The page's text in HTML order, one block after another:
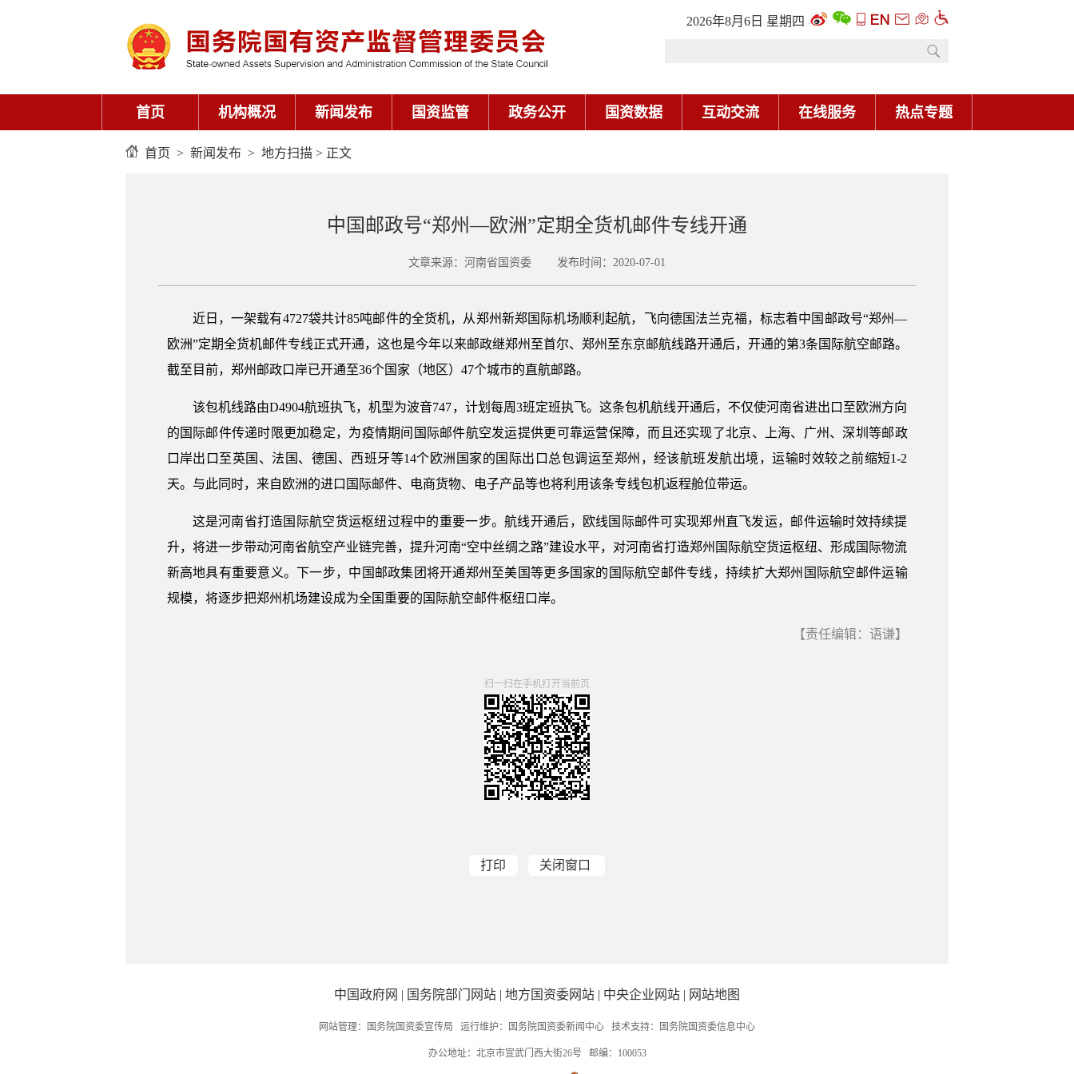
2026年8月6日 星期四
首页 机构概况 新闻发布 国资监管 政务公开 国资数据 互动交流 在线服务 热点专题
首页 > 新闻发布 > 地方扫描 > 正文
中国邮政号“郑州—欧洲”定期全货机邮件专线开通
文章来源：河南省国资委 发布时间：2020-07-01
近日，一架载有4727袋共计85吨邮件的全货机，从郑州新郑国际机场顺利起航，飞向德国法兰克福，标志着中国邮政号“郑州—
欧洲”定期全货机邮件专线正式开通，这也是今年以来邮政继郑州至首尔、郑州至东京邮航线路开通后，开通的第3条国际航空邮路。
截至目前，郑州邮政口岸已开通至36个国家（地区）47个城市的直航邮路。
该包机线路由D4904航班执飞，机型为波音747，计划每周3班定班执飞。这条包机航线开通后，不仅使河南省进出口至欧洲方向
的国际邮件传递时限更加稳定，为疫情期间国际邮件航空发运提供更可靠运营保障，而且还实现了北京、上海、广州、深圳等邮政
口岸出口至英国、法国、德国、西班牙等14个欧洲国家的国际出口总包调运至郑州，经该航班发航出境，运输时效较之前缩短1-2
天。与此同时，来自欧洲的进口国际邮件、电商货物、电子产品等也将利用该条专线包机返程舱位带运。
这是河南省打造国际航空货运枢纽过程中的重要一步。航线开通后，欧线国际邮件可实现郑州直飞发运，邮件运输时效持续提
升，将进一步带动河南省航空产业链完善，提升河南“空中丝绸之路”建设水平，对河南省打造郑州国际航空货运枢纽、形成国际物流
新高地具有重要意义。下一步，中国邮政集团将开通郑州至美国等更多国家的国际航空邮件专线，持续扩大郑州国际航空邮件运输
规模，将逐步把郑州机场建设成为全国重要的国际航空邮件枢纽口岸。
【责任编辑：语谦】
扫一扫在手机打开当前页
打印 关闭窗口